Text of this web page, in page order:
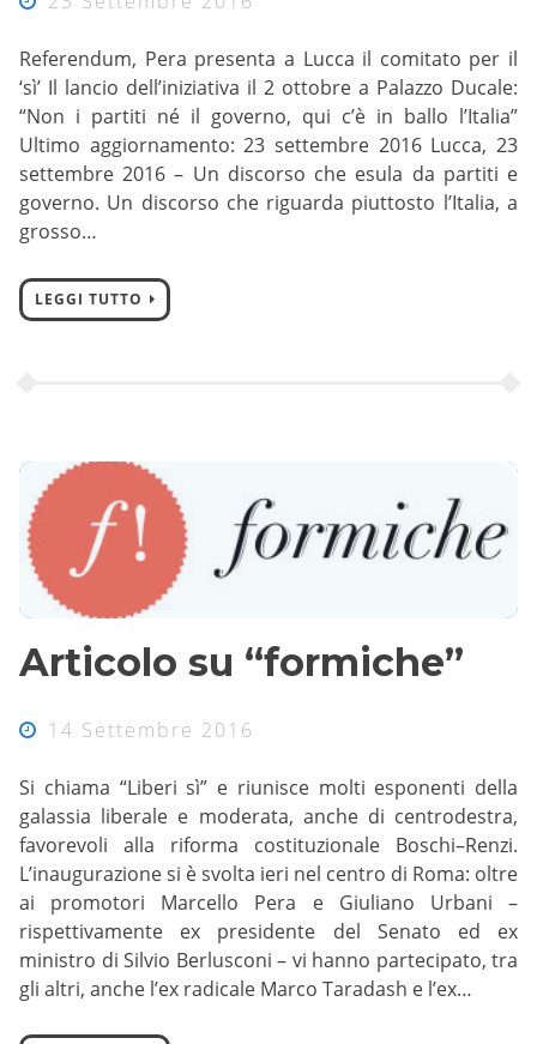
Referendum, Pera presenta a Lucca il comitato per il
‘sì’ Il lancio dell’iniziativa il 2 ottobre a Palazzo Ducale:
“Non i partiti né il governo, qui c’è in ballo l’Italia”
Ultimo aggiornamento: 23 settembre 2016 Lucca, 23
settembre 2016 – Un discorso che esula da partiti e
governo. Un discorso che riguarda piuttosto l’Italia, a
grosso…
LEGGI TUTTO
Articolo su “formiche”
14 Settembre 2016
Si chiama “Liberi sì” e riunisce molti esponenti della
galassia liberale e moderata, anche di centrodestra,
favorevoli alla riforma costituzionale Boschi–Renzi.
L’inaugurazione si è svolta ieri nel centro di Roma: oltre
ai promotori Marcello Pera e Giuliano Urbani –
rispettivamente ex presidente del Senato ed ex
ministro di Silvio Berlusconi – vi hanno partecipato, tra
gli altri, anche l’ex radicale Marco Taradash e l’ex…